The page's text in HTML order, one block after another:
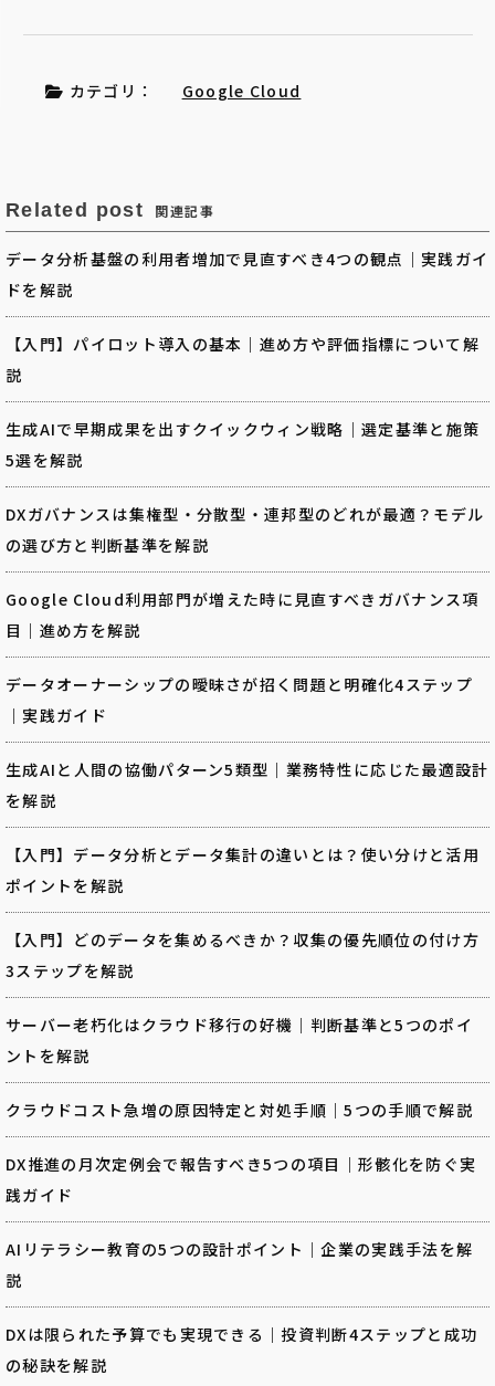
カテゴリ： Google Cloud
Related post 関連記事
データ分析基盤の利用者増加で見直すべき4つの観点｜実践ガイ
ドを解説
【入門】パイロット導入の基本｜進め方や評価指標について解
説
生成AIで早期成果を出すクイックウィン戦略｜選定基準と施策
5選を解説
DXガバナンスは集権型・分散型・連邦型のどれが最適？モデル
の選び方と判断基準を解説
Google Cloud利用部門が増えた時に見直すべきガバナンス項
目｜進め方を解説
データオーナーシップの曖昧さが招く問題と明確化4ステップ
｜実践ガイド
生成AIと人間の協働パターン5類型｜業務特性に応じた最適設計
を解説
【入門】データ分析とデータ集計の違いとは？使い分けと活用
ポイントを解説
【入門】どのデータを集めるべきか？収集の優先順位の付け方
3ステップを解説
サーバー老朽化はクラウド移行の好機｜判断基準と5つのポイ
ントを解説
クラウドコスト急増の原因特定と対処手順｜5つの手順で解説
DX推進の月次定例会で報告すべき5つの項目｜形骸化を防ぐ実
践ガイド
AIリテラシー教育の5つの設計ポイント｜企業の実践手法を解
説
DXは限られた予算でも実現できる｜投資判断4ステップと成功
の秘訣を解説